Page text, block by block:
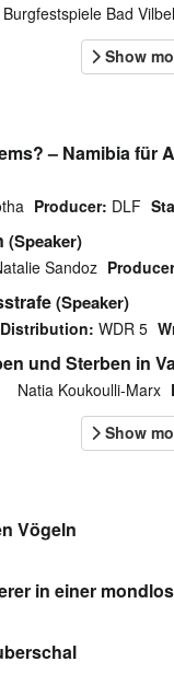
Burgfestspiele Bad Vilbel
– Namibia für
Producer: DLF
(Speaker)
Sandoz
(Speaker)
Distribution: WDR 5
und Sterben in
Natia Koukoulli-Marx
Vögeln
in einer